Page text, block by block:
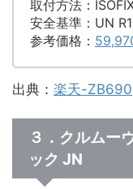
取付方法：
安全基準：UN
参考価格：
出典： 楽天-ZB690
３．クルムー
ック JN